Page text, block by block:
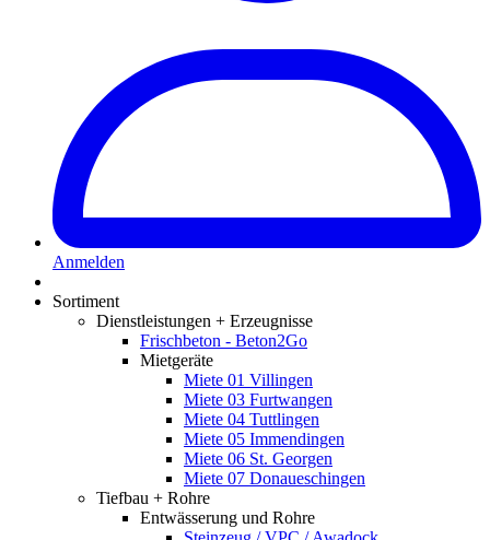
Anmelden
Sortiment
Dienstleistungen + Erzeugnisse
Frischbeton - Beton2Go
Mietgeräte
Miete 01 Villingen
Miete 03 Furtwangen
Miete 04 Tuttlingen
Miete 05 Immendingen
Miete 06 St. Georgen
Miete 07 Donaueschingen
Tiefbau + Rohre
Entwässerung und Rohre